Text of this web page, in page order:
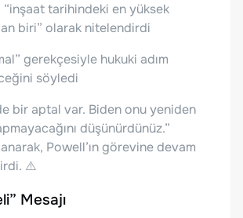
“inşaat tarihindeki en yüksek
biri” olarak nitelendirdi
gerekçesiyle hukuki adım
söyledi
bir aptal var. Biden onu yeniden
düşünürdünüz.”
Powell’ın görevine devam
⚠️
Mesajı